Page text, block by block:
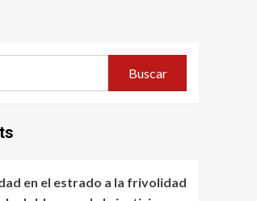
Buscar
en el estrado a la frivolidad